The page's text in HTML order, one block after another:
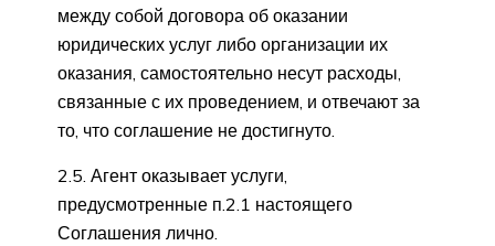
между собой договора об оказании
юридических услуг либо организации их
оказания, самостоятельно несут расходы,
связанные с их проведением, и отвечают за
то, что соглашение не достигнуто.
2.5. Агент оказывает услуги,
предусмотренные п.2.1 настоящего
Соглашения лично.